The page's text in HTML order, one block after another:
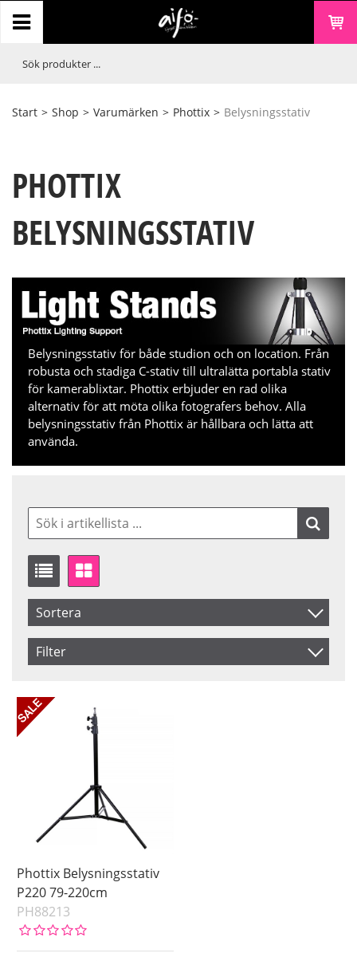
Start > Shop > Varumärken > Phottix > Belysningsstativ
PHOTTIX
BELYSNINGSSTATIV
Belysningsstativ för både studion och on location. Från
robusta och stadiga C-stativ till ultralätta portabla stativ
för kamerablixtar. Phottix erbjuder en rad olika
alternativ för att möta olika fotografers behov. Alla
belysningsstativ från Phottix är hållbara och lätta att
använda.
Sortera
Artikelkod
Filter
Phottix Belysningsstativ
P220 79-220cm
PH88213